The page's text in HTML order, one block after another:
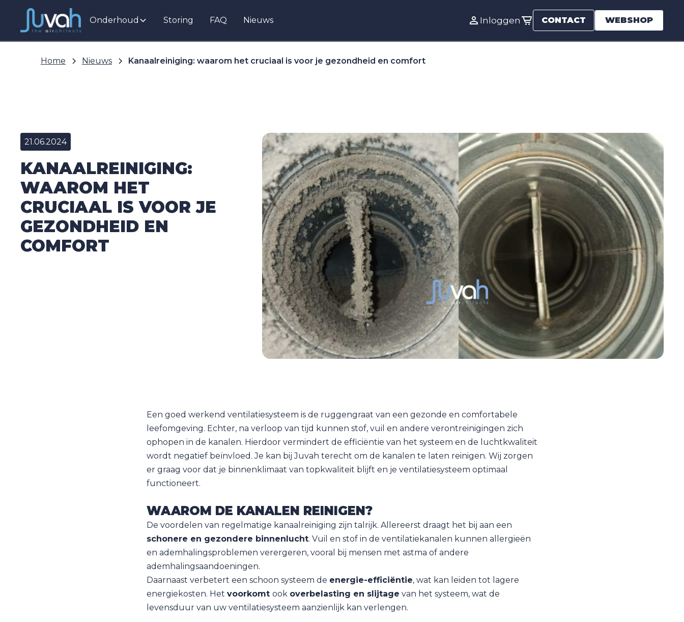
Onderhoud Storing FAQ Nieuws Inloggen CONTACT WEBSHOP
Home Nieuws Kanaalreiniging: waarom het cruciaal is voor je gezondheid en comfort
21.06.2024
KANAALREINIGING:
WAAROM HET
CRUCIAAL IS VOOR JE
GEZONDHEID EN
COMFORT
Een goed werkend ventilatiesysteem is de ruggengraat van een gezonde en comfortabele
leefomgeving. Echter, na verloop van tijd kunnen stof, vuil en andere verontreinigingen zich
ophopen in de kanalen. Hierdoor vermindert de efficiëntie van het systeem en de luchtkwaliteit
wordt negatief beïnvloed. Je kan bij Juvah terecht om de kanalen te laten reinigen. Wij zorgen
er graag voor dat je binnenklimaat van topkwaliteit blijft en je ventilatiesysteem optimaal
functioneert.
WAAROM DE KANALEN REINIGEN?
De voordelen van regelmatige kanaalreiniging zijn talrijk. Allereerst draagt het bij aan een
schonere en gezondere binnenlucht. Vuil en stof in de ventilatiekanalen kunnen allergieën
en ademhalingsproblemen verergeren, vooral bij mensen met astma of andere
ademhalingsaandoeningen.
Daarnaast verbetert een schoon systeem de energie-efficiëntie, wat kan leiden tot lagere
energiekosten. Het voorkomt ook overbelasting en slijtage van het systeem, wat de
levensduur van uw ventilatiesysteem aanzienlijk kan verlengen.